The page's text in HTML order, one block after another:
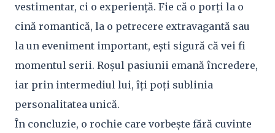
vestimentar, ci o experiență. Fie că o porți la o
cină romantică, la o petrecere extravagantă sau
la un eveniment important, ești sigură că vei fi
momentul serii. Roșul pasiunii emană încredere,
iar prin intermediul lui, îți poți sublinia
personalitatea unică.
În concluzie, o rochie care vorbește fără cuvinte